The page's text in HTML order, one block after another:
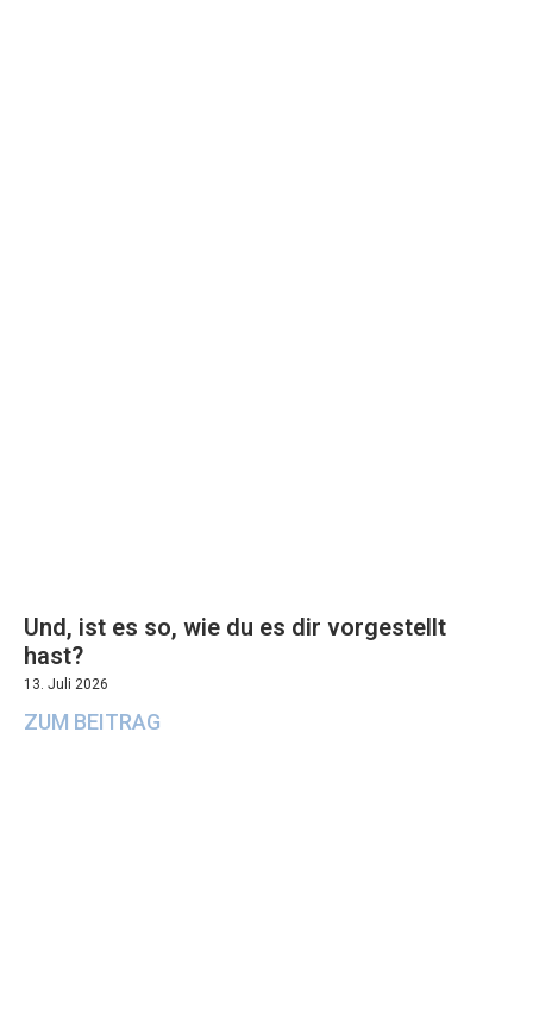
Und, ist es so, wie du es dir vorgestellt
hast?
13. Juli 2026
ZUM BEITRAG